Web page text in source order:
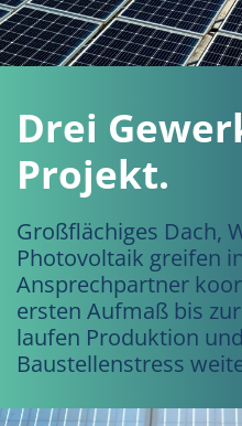
Drei
Projekt.
Großflächiges Dach,
Photovoltaik greifen
Ansprechpartner
ersten Aufmaß bis
laufen Produktion
Baustellenstress